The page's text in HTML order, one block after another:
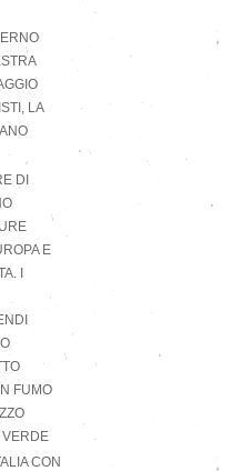
LA
DI
E
I
FUMO
VERDE
CON